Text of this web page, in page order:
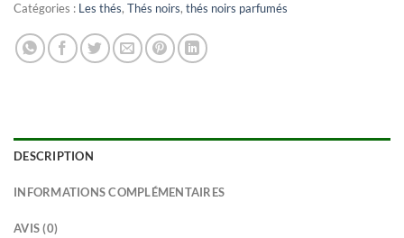
Catégories : Les thés, Thés noirs, thés noirs parfumés
DESCRIPTION
INFORMATIONS COMPLÉMENTAIRES
AVIS (0)